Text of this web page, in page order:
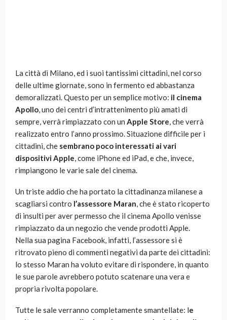
La città di Milano, ed i suoi tantissimi cittadini, nel corso
delle ultime giornate, sono in fermento ed abbastanza
demoralizzati. Questo per un semplice motivo: il cinema
Apollo, uno dei centri d’intrattenimento più amati di
sempre, verrà rimpiazzato con un Apple Store, che verrà
realizzato entro l’anno prossimo. Situazione difficile per i
cittadini, che sembrano poco interessati ai vari
dispositivi Apple, come iPhone ed iPad, e che, invece,
rimpiangono le varie sale del cinema.
Un triste addio che ha portato la cittadinanza milanese a
scagliarsi contro l’assessore Maran, che è stato ricoperto
di insulti per aver permesso che il cinema Apollo venisse
rimpiazzato da un negozio che vende prodotti Apple.
Nella sua pagina Facebook, infatti, l’assessore si è
ritrovato pieno di commenti negativi da parte dei cittadini:
lo stesso Maran ha voluto evitare di rispondere, in quanto
le sue parole avrebbero potuto scatenare una vera e
propria rivolta popolare.
Tutte le sale verranno completamente smantellate: le